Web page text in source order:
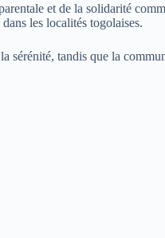
et de la solidarité
les localités togolaises.
tandis que la